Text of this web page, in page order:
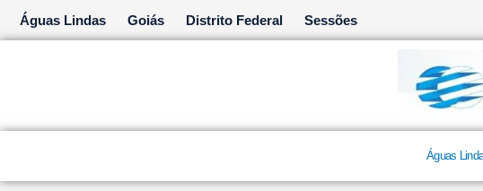
para
Águas Lindas Goiás Distrito Federal Sessões
Águas